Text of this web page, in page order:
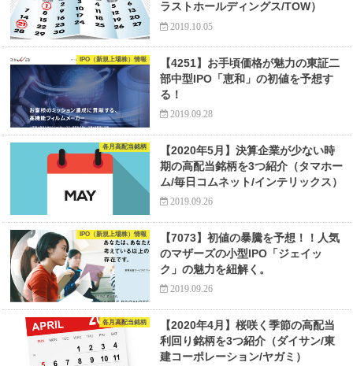
ラストホールディングス/TOW）
2019.10.05
IPO（新規上場株）情報
【4251】お手頃価格が魅力の東証二
部中型IPO「恵和」の初値を予想す
る！
2019.09.28
各月高配当銘柄
【2020年5月】決算企業が少ない時
期の高配当銘柄を3つ紹介（タマホー
ム/毎日コムネット/インテリックス）
2019.09.26
IPO（新規上場株）情報
【7073】初値の暴騰を予想！！人気
のマザーズの小型IPO「ジェイッ
ク」の魅力を紐解く。
2019.09.26
各月高配当銘柄
【2020年4月】桜咲く季節の高配当
利回り銘柄を3つ紹介（ダイサン/東
建コーポレーション/ヤガミ）